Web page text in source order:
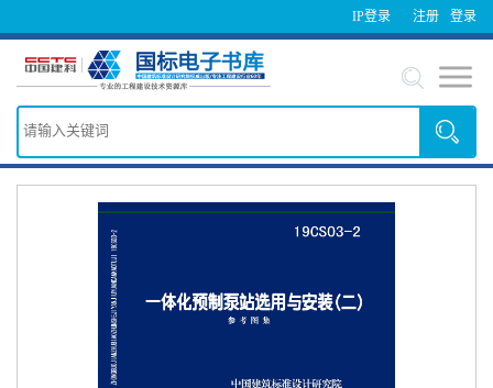
IP登录 登录
注册